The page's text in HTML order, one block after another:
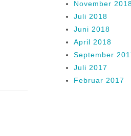
November
Juli 2018
Juni 2018
April 2018
September
Juli 2017
Februar 2017